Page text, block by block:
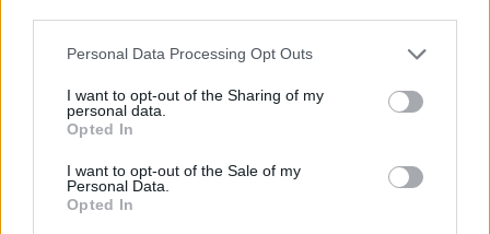
negar su consentimiento. Tenga en cuenta que algún
de su consentimiento, pero usted tiene el derecho de
rechazar tal procesamiento. Sus preferencias se aplicarán
cualquier momento entrando de nuevo en este sitio web o
visitando nuestra política de privacidad.
Personal Data Processing Opt Outs
I want to opt-out of the Sharing of my
personal data.
Opted In
I want to opt-out of the Sale of my
Personal Data.
Opted In